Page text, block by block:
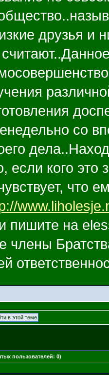
друзья и
со
если кого это
что
пишите на
члены
пользователей: 0)